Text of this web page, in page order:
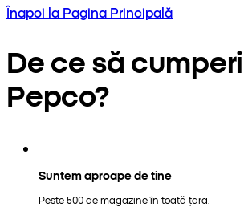
Înapoi la Pagina Principală
De ce să
Pepco?
Suntem aproape de tine
Peste 500 de magazine în toată țara.